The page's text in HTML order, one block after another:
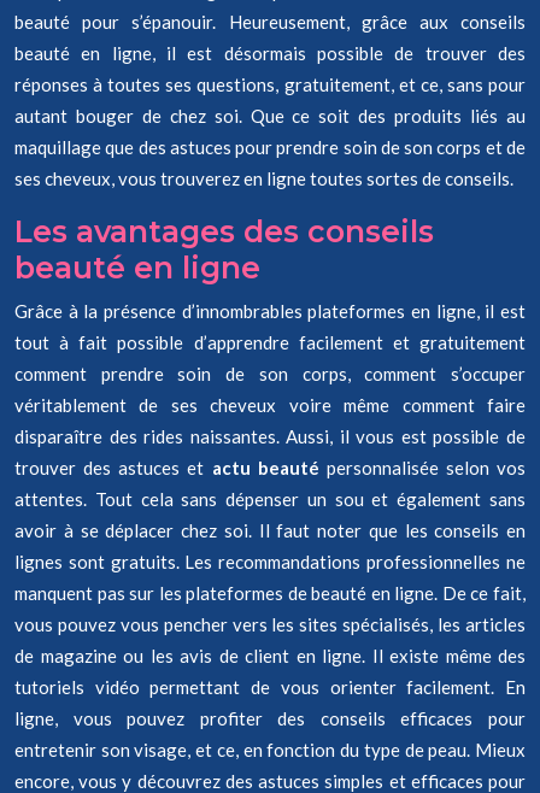
beauté pour s’épanouir. Heureusement, grâce aux conseils
beauté en ligne, il est désormais possible de trouver des
réponses à toutes ses questions, gratuitement, et ce, sans pour
autant bouger de chez soi. Que ce soit des produits liés au
maquillage que des astuces pour prendre soin de son corps et de
ses cheveux, vous trouverez en ligne toutes sortes de conseils.
Les avantages des conseils
beauté en ligne
Grâce à la présence d’innombrables plateformes en ligne, il est
tout à fait possible d’apprendre facilement et gratuitement
comment prendre soin de son corps, comment s’occuper
véritablement de ses cheveux voire même comment faire
disparaître des rides naissantes. Aussi, il vous est possible de
trouver des astuces et actu beauté personnalisée selon vos
attentes. Tout cela sans dépenser un sou et également sans
avoir à se déplacer chez soi. Il faut noter que les conseils en
lignes sont gratuits. Les recommandations professionnelles ne
manquent pas sur les plateformes de beauté en ligne. De ce fait,
vous pouvez vous pencher vers les sites spécialisés, les articles
de magazine ou les avis de client en ligne. Il existe même des
tutoriels vidéo permettant de vous orienter facilement. En
ligne, vous pouvez profiter des conseils efficaces pour
entretenir son visage, et ce, en fonction du type de peau. Mieux
encore, vous y découvrez des astuces simples et efficaces pour